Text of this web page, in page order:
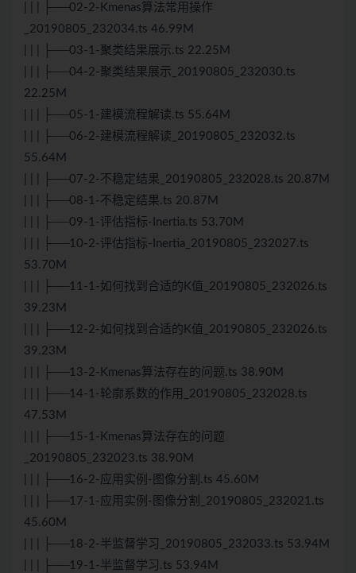
| | | ├──02-2-Kmenas算法常用操作
_20190805_232034.ts 46.99M
| | | ├──03-1-聚类结果展示.ts 22.25M
| | | ├──04-2-聚类结果展示_20190805_232030.ts
22.25M
| | | ├──05-1-建模流程解读.ts 55.64M
| | | ├──06-2-建模流程解读_20190805_232032.ts
55.64M
| | | ├──07-2-不稳定结果_20190805_232028.ts 20.87M
| | | ├──08-1-不稳定结果.ts 20.87M
| | | ├──09-1-评估指标-Inertia.ts 53.70M
| | | ├──10-2-评估指标-Inertia_20190805_232027.ts
53.70M
| | | ├──11-1-如何找到合适的K值_20190805_232026.ts
39.23M
| | | ├──12-2-如何找到合适的K值_20190805_232026.ts
39.23M
| | | ├──13-2-Kmenas算法存在的问题.ts 38.90M
| | | ├──14-1-轮廓系数的作用_20190805_232028.ts
47.53M
| | | ├──15-1-Kmenas算法存在的问题
_20190805_232023.ts 38.90M
| | | ├──16-2-应用实例-图像分割.ts 45.60M
| | | ├──17-1-应用实例-图像分割_20190805_232021.ts
45.60M
| | | ├──18-2-半监督学习_20190805_232033.ts 53.94M
| | | ├──19-1-半监督学习.ts 53.94M